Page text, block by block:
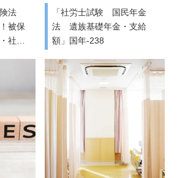
険法
被保
社…
「社労士試験 国民年金
法 遺族基礎年金・支給
額」国年-238